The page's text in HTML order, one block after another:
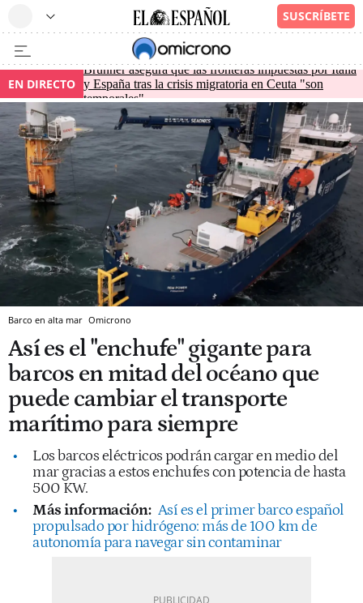
EN DIRECTO
Brunner asegura que las fronteras impuestas por Italia
y España tras la crisis migratoria en Ceuta "son
temporales"
Barco en alta mar Omicrono
Así es el "enchufe" gigante para
barcos en mitad del océano que
puede cambiar el transporte
marítimo para siempre
Los barcos eléctricos podrán cargar en medio del
mar gracias a estos enchufes con potencia de hasta
500 KW.
Más información: Así es el primer barco español
propulsado por hidrógeno: más de 100 km de
autonomía para navegar sin contaminar